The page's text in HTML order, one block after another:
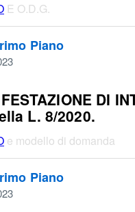
E O.D.G.
Piano
DI
L. 8/2020.
e modello di domanda
Piano